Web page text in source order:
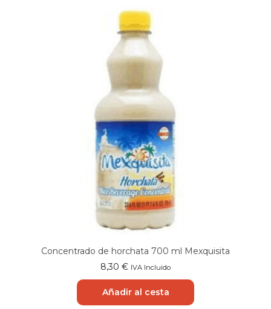
Concentrado de horchata 700 ml Mexquisita
8,30 € IVA Incluido
Añadir al cesta